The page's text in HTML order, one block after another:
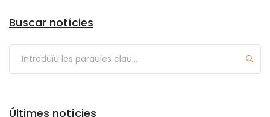
Buscar notícies
Últimes notícies